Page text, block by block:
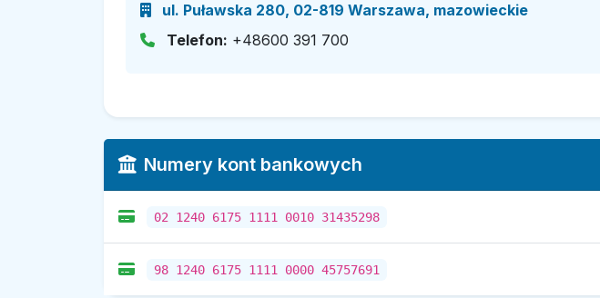
ul. Puławska 280, 02-819 Warszawa, mazowieckie
Telefon: +48600 391 700
Numery kont bankowych
02 1240 6175 1111 0010 31435298
98 1240 6175 1111 0000 45757691